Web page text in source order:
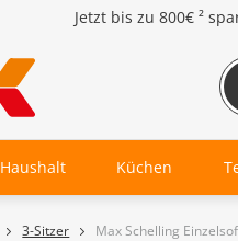
Jetzt bis zu 800€ ²
Haushalt Küchen
3-Sitzer Max Schelling